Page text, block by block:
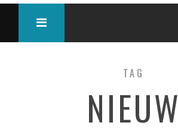
TAG
NIEUW